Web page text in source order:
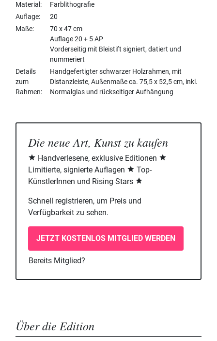
Material
Farblithografie
Auflage
20
Maße
70 x 47 cm
Auflage 20 + 5 AP
Vorderseitig mit Bleistift signiert, datiert und
nummeriert
Details
zum
Rahmen
Handgefertigter schwarzer Holzrahmen, mit
Distanzleiste, Außenmaße ca. 75,5 x 52,5 cm, inkl.
Normalglas und rückseitiger Aufhängung
Die neue Art, Kunst zu kaufen
Handverlesene, exklusive Editionen
Limitierte, signierte Auflagen
Top-
KünstlerInnen und Rising Stars
Schnell registrieren, um Preis und
Verfügbarkeit zu sehen.
JETZT KOSTENLOS MITGLIED WERDEN
Bereits Mitglied?
Über die Edition